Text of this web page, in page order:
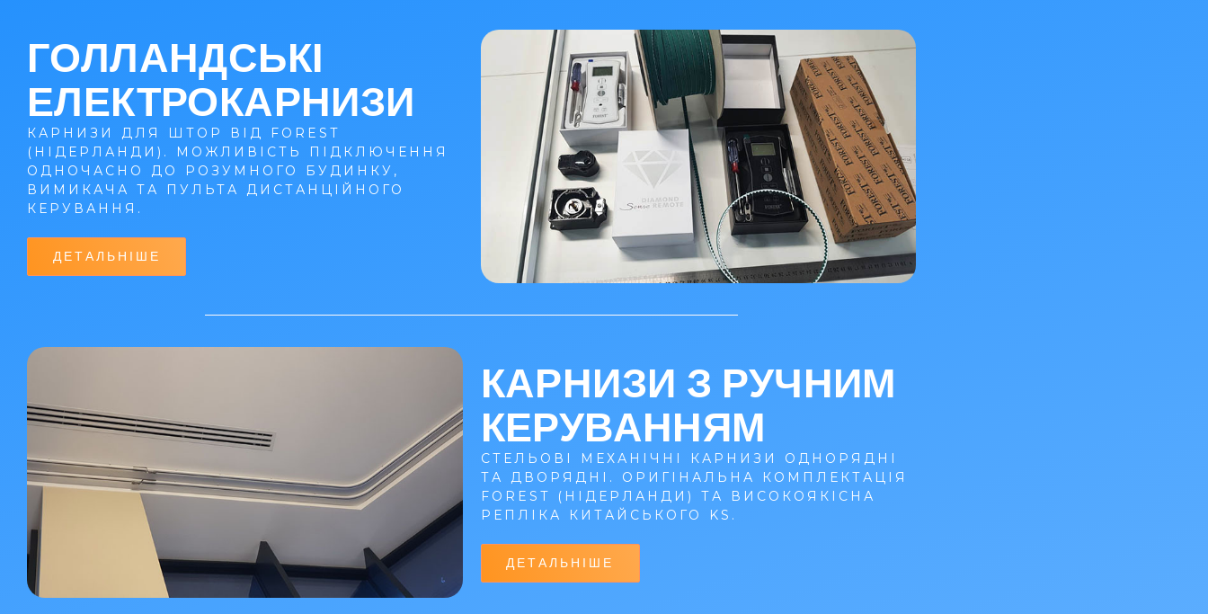
ГОЛЛАНДСЬКІ
ЕЛЕКТРОКАРНИЗИ
КАРНИЗИ ДЛЯ ШТОР ВІД FOREST
(НІДЕРЛАНДИ). МОЖЛИВІСТЬ ПІДКЛЮЧЕННЯ
ОДНОЧАСНО ДО РОЗУМНОГО БУДИНКУ,
ВИМИКАЧА ТА ПУЛЬТА ДИСТАНЦІЙНОГО
КЕРУВАННЯ.
ДЕТАЛЬНІШЕ
КАРНИЗИ З РУЧНИМ
КЕРУВАННЯМ
СТЕЛЬОВІ МЕХАНІЧНІ КАРНИЗИ ОДНОРЯДНІ
ТА ДВОРЯДНІ. ОРИГІНАЛЬНА КОМПЛЕКТАЦІЯ
FOREST (НІДЕРЛАНДИ) ТА ВИСОКОЯКІСНА
РЕПЛІКА КИТАЙСЬКОГО KS.
ДЕТАЛЬНІШЕ